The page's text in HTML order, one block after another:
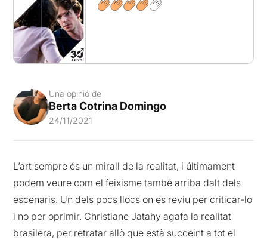
Una opinió de
Berta Cotrina Domingo
24/11/2021
L’art sempre és un mirall de la realitat, i últimament
podem veure com el feixisme també arriba dalt dels
escenaris. Un dels pocs llocs on es reviu per criticar-lo
i no per oprimir. Christiane Jatahy agafa la realitat
brasilera, per retratar allò que està succeint a tot el